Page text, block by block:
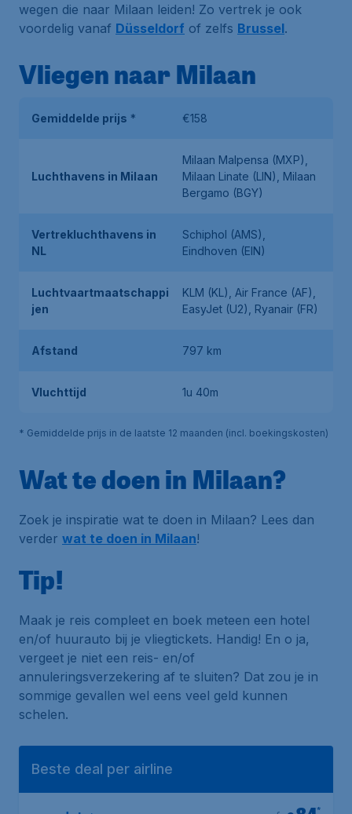
wegen die naar Milaan leiden! Zo vertrek je ook
voordelig vanaf Düsseldorf of zelfs Brussel.
Vliegen naar Milaan
Gemiddelde prijs * €158
Luchthavens in Milaan
Milaan Malpensa (MXP),
Milaan Linate (LIN), Milaan
Bergamo (BGY)
Vertrekluchthavens in
NL
Schiphol (AMS),
Eindhoven (EIN)
Luchtvaartmaatschappi
jen
KLM (KL), Air France (AF),
EasyJet (U2), Ryanair (FR)
Afstand 797 km
Vluchttijd 1u 40m
* Gemiddelde prijs in de laatste 12 maanden (incl. boekingskosten)
Wat te doen in Milaan?
Zoek je inspiratie wat te doen in Milaan? Lees dan
verder wat te doen in Milaan!
Tip!
Maak je reis compleet en boek meteen een hotel
en/of huurauto bij je vliegtickets. Handig! En o ja,
vergeet je niet een reis- en/of
annuleringsverzekering af te sluiten? Dat zou je in
sommige gevallen wel eens veel geld kunnen
schelen.
Beste deal per airline
*